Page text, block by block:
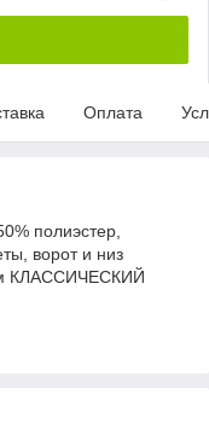
Оплата
полиэстер,
ворот и низ
КЛАССИЧЕСКИЙ